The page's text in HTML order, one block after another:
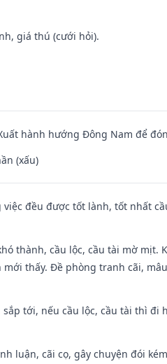
giá thú (cưới hỏi).
hành hướng Đông Nam để
(xấu)
việc đều được tốt lành, tốt nhất
thành, cầu lộc, cầu tài mờ mịt.
thấy. Đề phòng tranh cãi,
sắp tới, nếu cầu lộc, cầu tài thì đi
luận, cãi cọ, gây chuyện đói